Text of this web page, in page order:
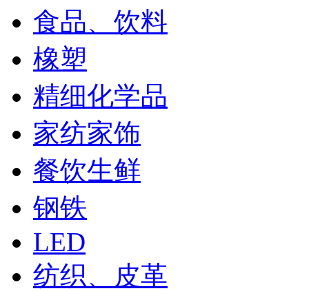
食品、饮料
橡塑
精细化学品
家纺家饰
餐饮生鲜
钢铁
LED
纺织、皮革